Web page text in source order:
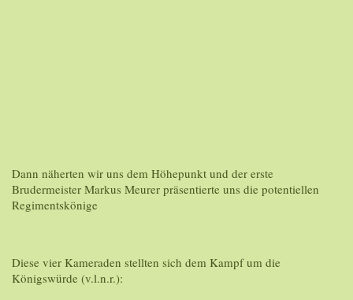
Dann näherten wir uns dem Höhepunkt und der erste
Brudermeister Markus Meurer präsentierte uns die potentiellen
Regimentskönige
Diese vier Kameraden stellten sich dem Kampf um die
Königswürde (v.l.n.r.):